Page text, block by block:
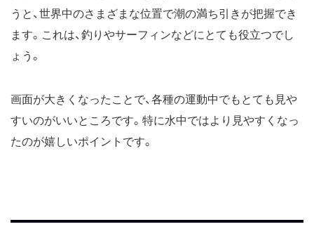
うと、世界中のさまざまな位置で潮の満ち引きが把握でき
ます。これは、釣りやサーフィンなどにとても役立つでし
ょう。
画面が大きくなったことで、各種の運動中でもとても見や
すいのがいいところです。特に水中ではより見やすくなっ
たのが嬉しいポイントです。